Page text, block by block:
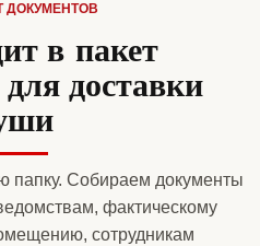
ДОКУМЕНТОВ
в пакет
доставки
папку. Собираем документы
фактическому
сотрудникам